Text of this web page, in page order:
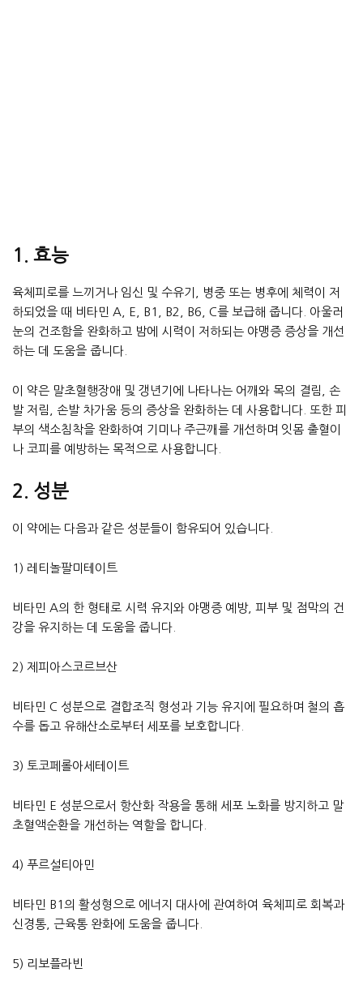
1. 효능
육체피로를 느끼거나 임신 및 수유기, 병중 또는 병후에 체력이 저
하되었을 때 비타민 A, E, B1, B2, B6, C를 보급해 줍니다. 아울러
눈의 건조함을 완화하고 밤에 시력이 저하되는 야맹증 증상을 개선
하는 데 도움을 줍니다.
이 약은 말초혈행장애 및 갱년기에 나타나는 어깨와 목의 결림, 손
발 저림, 손발 차가움 등의 증상을 완화하는 데 사용합니다. 또한 피
부의 색소침착을 완화하여 기미나 주근깨를 개선하며 잇몸 출혈이
나 코피를 예방하는 목적으로 사용합니다.
2. 성분
이 약에는 다음과 같은 성분들이 함유되어 있습니다.
1) 레티놀팔미테이트
비타민 A의 한 형태로 시력 유지와 야맹증 예방, 피부 및 점막의 건
강을 유지하는 데 도움을 줍니다.
2) 제피아스코르브산
비타민 C 성분으로 결합조직 형성과 기능 유지에 필요하며 철의 흡
수를 돕고 유해산소로부터 세포를 보호합니다.
3) 토코페롤아세테이트
비타민 E 성분으로서 항산화 작용을 통해 세포 노화를 방지하고 말
초혈액순환을 개선하는 역할을 합니다.
4) 푸르설티아민
비타민 B1의 활성형으로 에너지 대사에 관여하여 육체피로 회복과
신경통, 근육통 완화에 도움을 줍니다.
5) 리보플라빈